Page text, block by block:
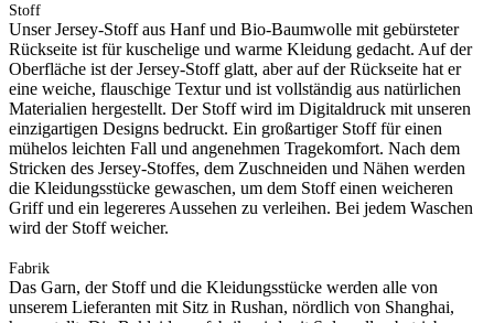
Stoff
Unser Jersey-Stoff aus Hanf und Bio-Baumwolle mit gebürsteter
Rückseite ist für kuschelige und warme Kleidung gedacht. Auf der
Oberfläche ist der Jersey-Stoff glatt, aber auf der Rückseite hat er
eine weiche, flauschige Textur und ist vollständig aus natürlichen
Materialien hergestellt. Der Stoff wird im Digitaldruck mit unseren
einzigartigen Designs bedruckt. Ein großartiger Stoff für einen
mühelos leichten Fall und angenehmen Tragekomfort. Nach dem
Stricken des Jersey-Stoffes, dem Zuschneiden und Nähen werden
die Kleidungsstücke gewaschen, um dem Stoff einen weicheren
Griff und ein legereres Aussehen zu verleihen. Bei jedem Waschen
wird der Stoff weicher.
Fabrik
Das Garn, der Stoff und die Kleidungsstücke werden alle von
unserem Lieferanten mit Sitz in Rushan, nördlich von Shanghai,